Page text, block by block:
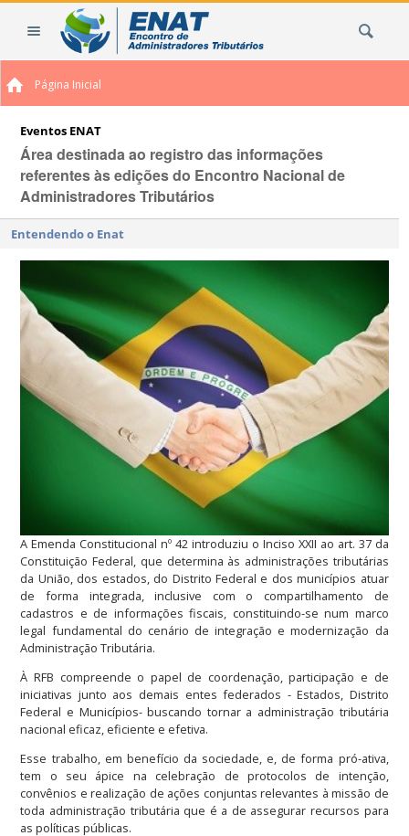
Página Inicial
Eventos ENAT
Área destinada ao registro das informações
referentes às edições do Encontro Nacional de
Administradores Tributários
Entendendo o Enat
A Emenda Constitucional nº 42 introduziu o Inciso XXII ao art. 37 da
Constituição Federal, que determina às administrações tributárias
da União, dos estados, do Distrito Federal e dos municípios atuar
de forma integrada, inclusive com o compartilhamento de
cadastros e de informações fiscais, constituindo-se num marco
legal fundamental do cenário de integração e modernização da
Administração Tributária.
À RFB compreende o papel de coordenação, participação e de
iniciativas junto aos demais entes federados - Estados, Distrito
Federal e Municípios- buscando tornar a administração tributária
nacional eficaz, eficiente e efetiva.
Esse trabalho, em benefício da sociedade, e, de forma pró-ativa,
tem o seu ápice na celebração de protocolos de intenção,
convênios e realização de ações conjuntas relevantes à missão de
toda administração tributária que é a de assegurar recursos para
as políticas públicas.